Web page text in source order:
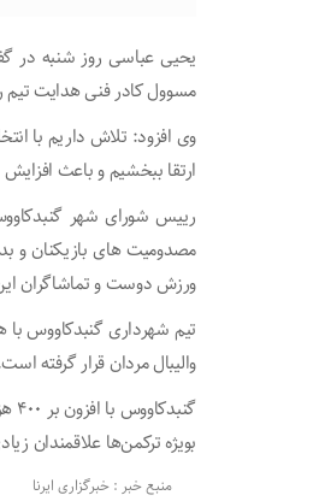
یحیی عباسی روز شنبه در
مسوول کادر فنی هدایت تیم
وی افزود: تلاش داریم با
ارتقا ببخشیم و باعث افزایش
ورزش دوست و تماشاگران
والیبال مردان قرار گرفته
بویژه ترکمن‌ها علاقمندان
منبع خبر : خبرگزاری ایرنا